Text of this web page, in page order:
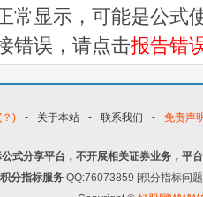
常显示，可能是公式
错误，请点击报告错
) - 关于本站 - 联系我们 - 免责声
式分享平台，不开展相关证券业务，平
积分指标服务 QQ:76073859 [积分指标问